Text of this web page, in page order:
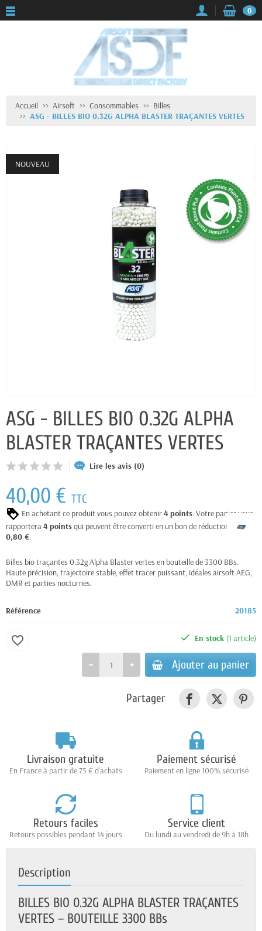
0
Accueil Airsoft Consommables
Billes
ASG - BILLES BIO 0.32G ALPHA BLASTER TRAÇANTES VERTES
NOUVEAU
ASG - BILLES BIO 0.32G ALPHA
BLASTER TRAÇANTES VERTES
Lire les avis (0)
40,00 € TTC
En achetant ce produit vous pouvez obtenir4 points. Votre panier vous
rapportera4 pointsqui peuvent être converti en un bon de réduction de
0,80 €.
Billes bio traçantes 0.32g Alpha Blaster vertes en bouteille de 3300 BBs.
Haute précision, trajectoire stable, effet tracer puissant, idéales airsoft AEG,
DMR et parties nocturnes.
Référence 20185
En stock (1 article)
Ajouter au panier
favorite_border
Partager
Livraison gratuite
En France à partir de 75 € d'achats
Paiement sécurisé
Paiement en ligne 100% sécurisé
Retours faciles
Retours possibles pendant 14 jours
Service client
Du lundi au vendredi de 9h à 18h
Description
BILLES BIO 0.32G ALPHA BLASTER TRAÇANTES
VERTES – BOUTEILLE 3300 BBs